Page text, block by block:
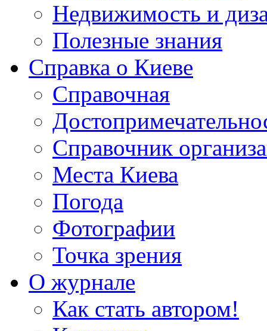
Недвижимость и
Полезные знания
Справка о Киеве
Справочная
Справочник
Места Киева
Погода
Фотографии
Точка зрения
О журнале
Как стать автором!